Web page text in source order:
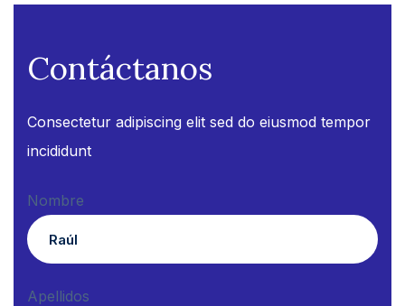
Contáctanos
Consectetur adipiscing elit sed do eiusmod tempor
incididunt
Nombre
Apellidos